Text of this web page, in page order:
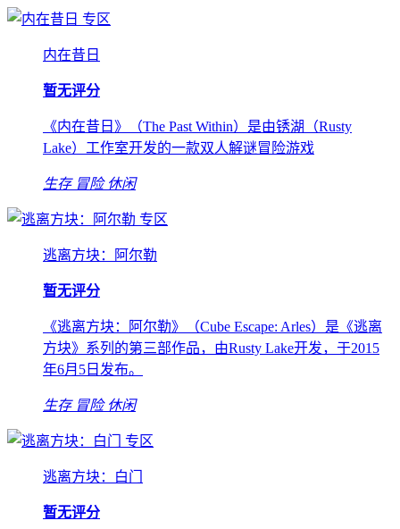
专区
内在昔日
暂无评分
《内在昔日》（The Past Within）是由锈湖（Rusty
Lake）工作室开发的一款双人解谜冒险游戏
生存 冒险 休闲
专区
逃离方块：阿尔勒
暂无评分
《逃离方块：阿尔勒》（Cube Escape: Arles）是《逃离
方块》系列的第三部作品，由Rusty Lake开发，于2015
年6月5日发布。
生存 冒险 休闲
专区
逃离方块：白门
暂无评分